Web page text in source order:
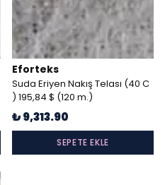
Eforteks
Suda Eriyen Nakış Telası (40 C
) 195,84 $ (120 m.)
₺ 9,313.90
SEPETE EKLE